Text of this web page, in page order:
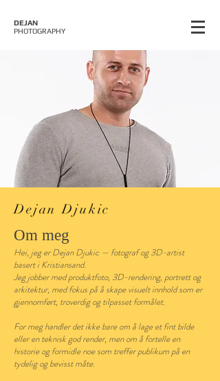
DEJAN
PHOTOGRAPHY
Dejan Djukic
Om meg
Hei, jeg er Dejan Djukic — fotograf og 3D-artist
basert i Kristiansand.
Jeg jobber med produktfoto, 3D-rendering, portrett og
arkitektur, med fokus på å skape visuelt innhold som er
gjennomført, troverdig og tilpasset formålet.
For meg handler det ikke bare om å lage et fint bilde
eller en teknisk god render, men om å fortelle en
historie og formidle noe som treffer publikum på en
tydelig og bevisst måte.